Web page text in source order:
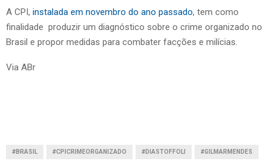
A CPI, instalada em novembro do ano passado, tem como
finalidade produzir um diagnóstico sobre o crime organizado no
Brasil e propor medidas para combater facções e milícias.
Via ABr
#BRASIL #CPICRIMEORGANIZADO #DIASTOFFOLI #GILMARMENDES